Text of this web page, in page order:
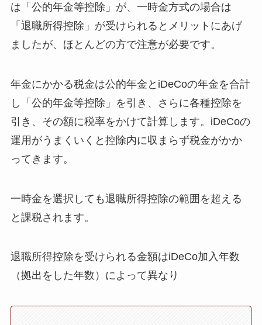
は「公的年金等控除」が、一時金方式の場合は
「退職所得控除」が受けられるとメリットにあげ
ましたが、ほとんどの方で注意が必要です。
年金にかかる税金は公的年金とiDeCoの年金を合計
し「公的年金等控除」を引き、さらに各種控除を
引き、その額に税率をかけて計算します。iDeCoの
運用がうまくいくと控除内に収まらず税金がかか
ってきます。
一時金を選択しても退職所得控除の範囲を超える
と課税されます。
退職所得控除を受けられる金額はiDeCo加入年数
（拠出をした年数）によって異なり